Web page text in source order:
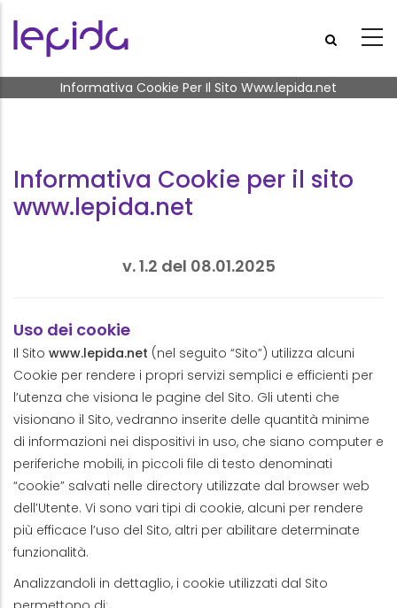
Briciole di pane
Informativa Cookie Per Il Sito Www.lepida.net
Informativa Cookie per il sito
www.lepida.net
v. 1.2 del 08.01.2025
Uso dei cookie
Il Sito www.lepida.net (nel seguito “Sito”) utilizza alcuni
Cookie per rendere i propri servizi semplici e efficienti per
l’utenza che visiona le pagine del Sito. Gli utenti che
visionano il Sito, vedranno inserite delle quantità minime
di informazioni nei dispositivi in uso, che siano computer e
periferiche mobili, in piccoli file di testo denominati
“cookie” salvati nelle directory utilizzate dal browser web
dell’Utente. Vi sono vari tipi di cookie, alcuni per rendere
più efficace l’uso del Sito, altri per abilitare determinate
funzionalità.
Analizzandoli in dettaglio, i cookie utilizzati dal Sito